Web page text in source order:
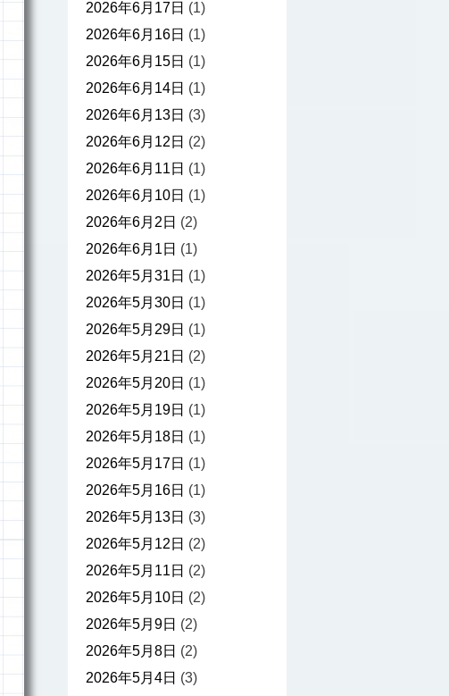
2026年6月17日 (1)
2026年6月16日 (1)
2026年6月15日 (1)
2026年6月14日 (1)
2026年6月13日 (3)
2026年6月12日 (2)
2026年6月11日 (1)
2026年6月10日 (1)
2026年6月2日 (2)
2026年6月1日 (1)
2026年5月31日 (1)
2026年5月30日 (1)
2026年5月29日 (1)
2026年5月21日 (2)
2026年5月20日 (1)
2026年5月19日 (1)
2026年5月18日 (1)
2026年5月17日 (1)
2026年5月16日 (1)
2026年5月13日 (3)
2026年5月12日 (2)
2026年5月11日 (2)
2026年5月10日 (2)
2026年5月9日 (2)
2026年5月8日 (2)
2026年5月4日 (3)